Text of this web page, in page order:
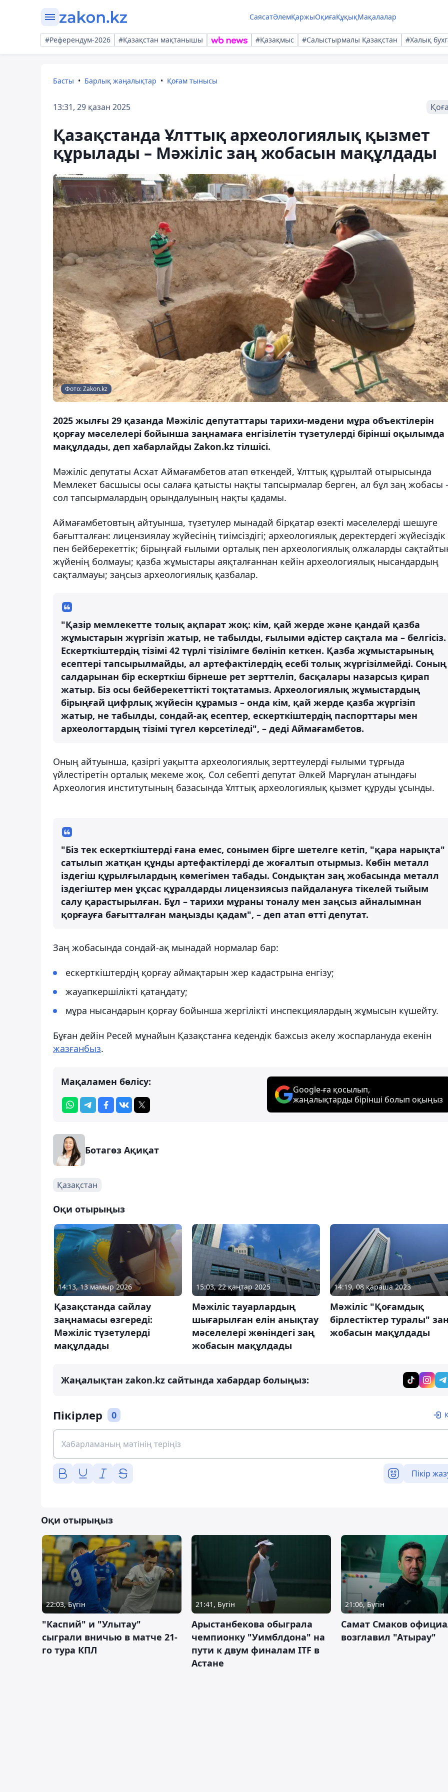
СаясатӘлемҚаржыОқиғаҚұқықМақалалар
#Референдум-2026 #Қазақстан мақтанышы #Қазақмыс #Салыстырмалы Қазақстан #Халық
Басты Барлық жаңалықтар Қоғам тынысы
13:31, 29 қазан 2025
Қазақстанда Ұлттық археологиялық қызмет
құрылады – Мәжіліс заң жобасын мақұлдады
Фото: Zakon.kz
2025 жылғы 29 қазанда Мәжіліс депутаттары тарихи-мәдени мұра объектілерін
қорғау мәселелері бойынша заңнамаға енгізілетін түзетулерді бірінші оқылымда
мақұлдады, деп хабарлайды Zakon.kz тілшісі.
Мәжіліс депутаты Асхат Аймағамбетов атап өткендей, Ұлттық құрылтай отырысында
Мемлекет басшысы осы салаға қатысты нақты тапсырмалар берген, ал бұл заң
сол тапсырмалардың орындалуының нақты қадамы.
Аймағамбетовтың айтуынша, түзетулер мынадай бірқатар өзекті мәселелерді шешуге
бағытталған: лицензиялау жүйесінің тиімсіздігі; археологиялық деректердегі жүйесіздік
пен бейберекеттік; бірыңғай ғылыми орталық пен археологиялық олжаларды
жүйенің болмауы; қазба жұмыстары аяқталғаннан кейін археологиялық нысандардың
сақталмауы; заңсыз археологиялық қазбалар.
"Қазір мемлекетте толық ақпарат жоқ: кім, қай жерде және қандай қазба
жұмыстарын жүргізіп жатыр, не табылды, ғылыми әдістер сақтала ма – белгісіз.
Ескерткіштердің тізімі 42 түрлі тізілімге бөлініп кеткен. Қазба жұмыстарының
есептері тапсырылмайды, ал артефактілердің есебі толық жүргізілмейді. Соның
салдарынан бір ескерткіш бірнеше рет зерттеліп, басқалары назарсыз қирап
жатыр. Біз осы бейберекеттікті тоқтатамыз. Археологиялық жұмыстардың
бірыңғай цифрлық жүйесін құрамыз – онда кім, қай жерде қазба жүргізіп
жатыр, не табылды, сондай-ақ есептер, ескерткіштердің паспорттары мен
археологтардың тізімі түгел көрсетіледі", – деді Аймағамбетов.
Оның айтуынша, қазіргі уақытта археологиялық зерттеулерді ғылыми тұрғыда
үйлестіретін орталық мекеме жоқ. Сол себепті депутат Әлкей Марғұлан атындағы
Археология институтының базасында Ұлттық археологиялық қызмет құруды ұсынды.
"Біз тек ескерткіштерді ғана емес, сонымен бірге шетелге кетіп, "қара нарықта"
сатылып жатқан құнды артефактілерді де жоғалтып отырмыз. Көбін металл
іздегіш құрылғылардың көмегімен табады. Сондықтан заң жобасында металл
іздегіштер мен ұқсас құралдарды лицензиясыз пайдалануға тікелей тыйым
салу қарастырылған. Бұл – тарихи мұраны тоналу мен заңсыз айналымнан
қорғауға бағытталған маңызды қадам", – деп атап өтті депутат.
Заң жобасында сондай-ақ мынадай нормалар бар:
ескерткіштердің қорғау аймақтарын жер кадастрына енгізу;
жауапкершілікті қатаңдату;
мұра нысандарын қорғау бойынша жергілікті инспекциялардың жұмысын күшейту.
Бұған дейін Ресей мұнайын Қазақстанға кедендік бажсыз әкелу жоспарлануда екенін
жазғанбыз.
Мақаламен бөлісу:
Google-ға қосылып,
жаңалықтарды бірінші болып оқыңыз
Ботагөз Ақиқат
Қазақстан
Оқи отырыңыз
14:13, 13 мамыр 2026
Қазақстанда сайлау
заңнамасы өзгереді:
Мәжіліс түзетулерді
мақұлдады
15:03, 22 қаңтар 2025
Мәжіліс тауарлардың
шығарылған елін анықтау
мәселелері жөніндегі заң
жобасын мақұлдады
14:19, 08 қараша 2023
Мәжіліс "Қоғамдық
бірлестіктер туралы"
жобасын мақұлдады
Жаңалықтан zakon.kz сайтында хабардар болыңыз:
Пікірлер 0
Пікір
Оқи отырыңыз
22:03, Бүгін
"Каспий" и "Улытау"
сыграли вничью в матче 21-
го тура КПЛ
21:41, Бүгін
Арыстанбекова обыграла
чемпионку "Уимблдона" на
пути к двум финалам ITF в
Астане
21:06, Бүгін
Самат Смаков
возглавил "Атырау"